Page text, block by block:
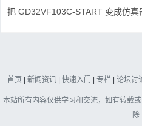
把 GD32VF103C-START 变成仿真
首页 | 新闻资讯 | 快速入门 | 专栏 | 论坛讨
本站所有内容仅供学习和交流，如有转载
除